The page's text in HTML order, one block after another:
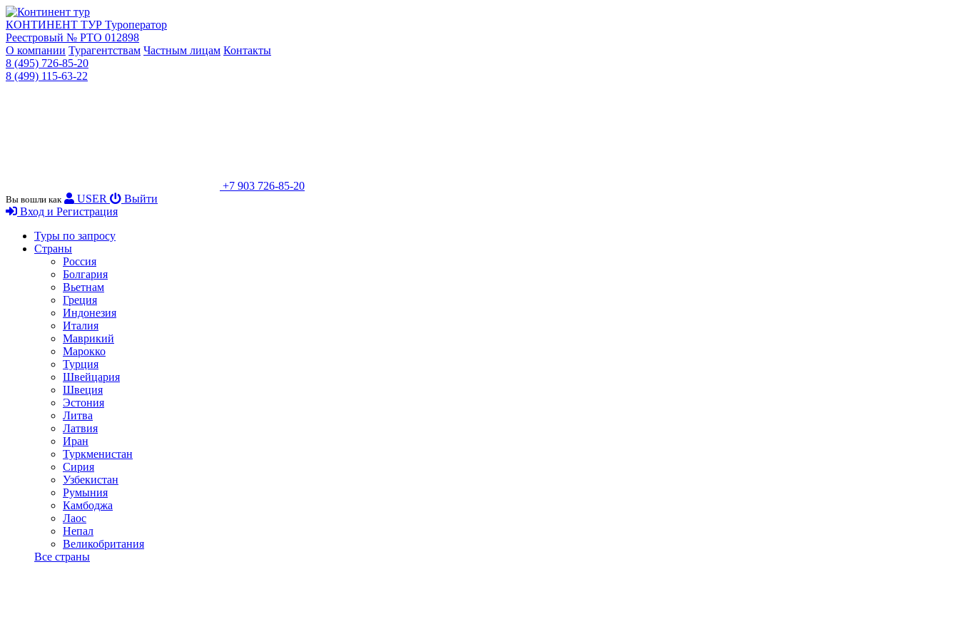
КОНТИНЕНТ ТУР Туроператор
Реестровый № РТО 012898
О компании Турагентствам Частным лицам Контакты
8 (495) 726-85-20
8 (499) 115-63-22
+7 903 726-85-20
Вы вошли как USER
Выйти
Вход и Регистрация
Туры по запросу
Страны
Россия
Болгария
Вьетнам
Греция
Индонезия
Италия
Маврикий
Марокко
Турция
Швейцария
Швеция
Эстония
Литва
Латвия
Иран
Туркменистан
Сирия
Узбекистан
Румыния
Камбоджа
Лаос
Непал
Великобритания
Все страны